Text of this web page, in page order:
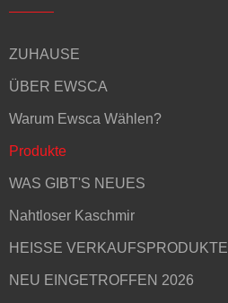
ZUHAUSE
ÜBER EWSCA
Warum Ewsca Wählen?
Produkte
WAS GIBT'S NEUES
Nahtloser Kaschmir
HEISSE VERKAUFSPRODUKTE
NEU EINGETROFFEN 2026